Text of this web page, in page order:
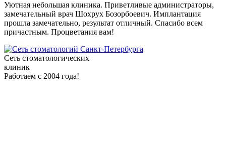
клиники
Уютная небольшая клиника. Приветливые администраторы,
замечательный врач Шохрух Бозорбоевич. Имплантация
прошла замечательно, результат отличный. Спасибо всем
причастным. Процветания вам!
Сеть стоматологических
клиник
Работаем с 2004 года!